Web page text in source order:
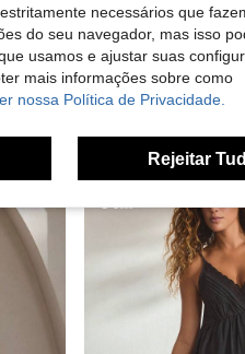
de verão para mulheres.
EU Warehouse SHEIN Malha
11,87€
necessários que
do seu navegador, mas isso
usamos e ajustar suas
mais informações sobre como
nossa Política de Privacidade.
Rejeitar